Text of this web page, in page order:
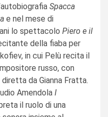
Spacca
e nel mese di
lo spettacolo Piero e il
della fiaba per
in cui Pelù recita il
russo, con
diretta da Gianna Fratta.
Amendola I
il ruolo di una